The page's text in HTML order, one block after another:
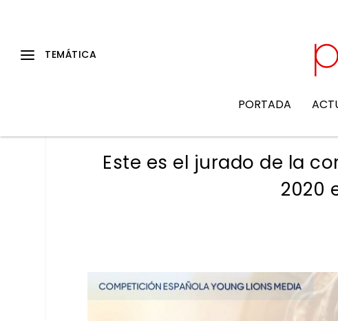
PORTADA
Este es el jurado de la
2020